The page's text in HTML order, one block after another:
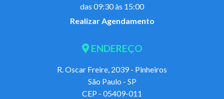
das 09:30 às 15:00
Realizar Agendamento
ENDEREÇO
R. Oscar Freire, 2039 - Pinheiros
São Paulo - SP
CEP - 05409-011